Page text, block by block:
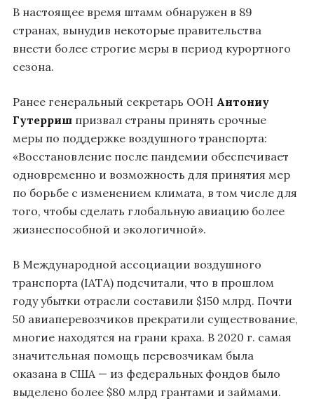
В настоящее время штамм обнаружен в 89
странах, вынудив некоторые правительства
внести более строгие меры в период курортного
сезона.
Ранее генеральный секретарь ООН Антониу
Гутерриш призвал страны принять срочные
меры по поддержке воздушного транспорта:
«Восстановление после пандемии обеспечивает
одновременно и возможность для принятия мер
по борьбе с изменением климата, в том числе для
того, чтобы сделать глобальную авиацию более
жизнеспособной и экологичной».
В Международной ассоциации воздушного
транспорта (IATA) подсчитали, что в прошлом
году убытки отрасли составили $150 млрд. Почти
50 авиаперевозчиков прекратили существование,
многие находятся на грани краха. В 2020 г. самая
значительная помощь перевозчикам была
оказана в США — из федеральных фондов было
выделено более $80 млрд грантами и займами.